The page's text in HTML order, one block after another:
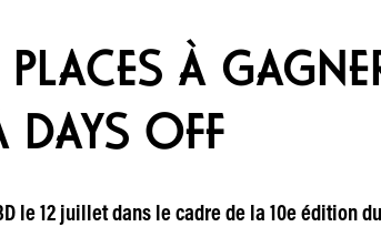
À
DAYS OFF
le 12 juillet dans le cadre de la 10e édition